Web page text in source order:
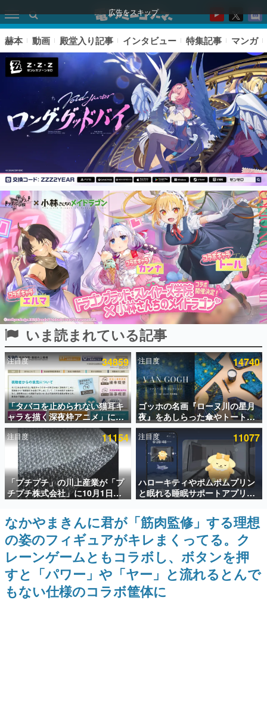
広告をスキップ
ピックアップ
電ファミのいま読まれている記事ランキング
アプリセール情報
インタビュー
連載・特集一覧
殿堂入り記事
SNS拡散数が数千以上！ ページビュー数万以上！ などな
ど。多くの人々に読まれた、電ファミ渾身の“殿堂入り”記
事をまとめました。
ゲームの企画書
名作ゲームクリエイターの方々に製作時のエピソードをお
聞きし、ヒットする企画（ゲーム）とは何か？を探ってい
きます。
赫本
この物語を解いてはいけない。『赫本』は、〈試験問題〉
の形をした短編ホラー小説集です。
新世代に訊く
これからのデジタルゲーム市場を担う若きクリエイター達
の姿を追い、彼らのルーツと情熱を探っていきます。
ゲーム世代の作家たち
ゲームに多大な影響を受けた作家さんに取材し、ゲームが
日本のコンテンツ産業やカルチャーに与えた影響を探る企
画です。
日本モバイルゲーム産業史
日本のモバイルゲーム史における主要なトピック・タイト
ルを網羅するほか、開発者へのインタビューや識者による
解説を掲載。約20年の歴史が一望できる決定版！
赫本 動画 殿堂入り記事 インタビュー 特集記事 マンガ
いま読まれている記事
注目度 34859
「タバコを止められない猫耳キ
ャラを描く深夜枠アニメ」に視
聴者の一部から批判意見。違法
薬物の使用と思しき描写も含め
て、BPOが議論を交わす
注目度 14740
ゴッホの名画『ローヌ川の星月
夜』をあしらった傘やトートバ
ッグなどが登場。8月7日21時よ
り2日間限定で予約販売
注目度 11154
「プチプチ」の川上産業が「プ
チプチ株式会社」に10月1日よ
り社名変更へ。創業58年で初め
ての変更で、“プチッ”と鳴るお
なじみの緩衝材が会社の名前に
注目度 11077
ハローキティやポムポムプリン
と眠れる睡眠サポートアプリ
『ゆめたび』が配信中。キャラ
ごとのASMRや目覚ましアラー
ムも搭載
なかやまきんに君が「筋肉監修」する理想
の姿のフィギュアがキレまくってる。ク
レーンゲームともコラボし、ボタンを押
すと「パワー」や「ヤー」と流れるとんで
もない仕様のコラボ筐体に